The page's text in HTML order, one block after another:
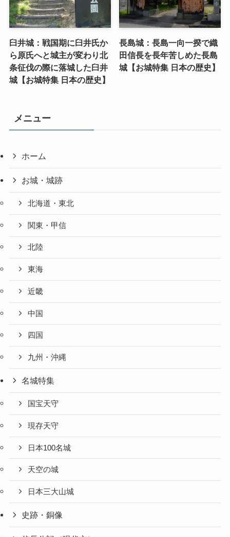
臼井城：戦国期に臼井氏か
ら原氏へと城主が変わり北
条征伐の際に落城した臼井
城【お城特集 日本の歴史】
長島城：長島一向一揆で織
田信長を長年苦しめた長島
城【お城特集 日本の歴史】
メニュー
ホーム
お城・城跡
北海道・東北
関東・甲信
北陸
東海
近畿
中国
四国
九州・沖縄
名城特集
国宝天守
現存天守
日本100名城
天空の城
日本三大山城
史跡・銅像